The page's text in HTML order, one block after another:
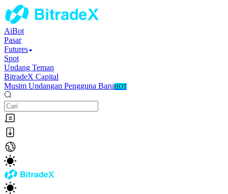
AiBot
Pasar
Futures
Spot
Undang Teman
BitradeX Capital
Musim Undangan Pengguna BaruHOT